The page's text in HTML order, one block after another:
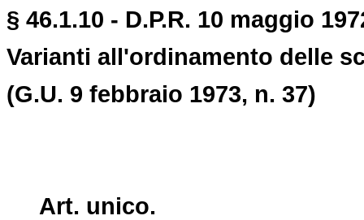
§ 46.1.10 - D.P.R. 10 maggio
Varianti all'ordinamento delle
(G.U. 9 febbraio 1973, n. 37)
Art. unico.